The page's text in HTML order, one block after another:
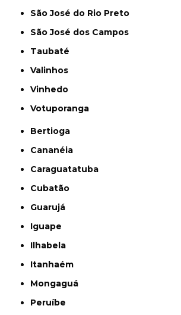
São José do Rio Preto
São José dos Campos
Taubaté
Valinhos
Vinhedo
Votuporanga
Bertioga
Cananéia
Caraguatatuba
Cubatão
Guarujá
Iguape
Ilhabela
Itanhaém
Mongaguá
Peruíbe